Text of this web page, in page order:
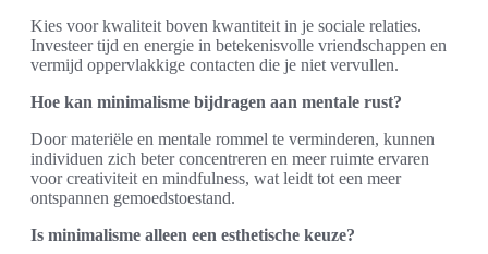
Kies voor kwaliteit boven kwantiteit in je sociale relaties.
Investeer tijd en energie in betekenisvolle vriendschappen en
vermijd oppervlakkige contacten die je niet vervullen.
Hoe kan minimalisme bijdragen aan mentale rust?
Door materiële en mentale rommel te verminderen, kunnen
individuen zich beter concentreren en meer ruimte ervaren
voor creativiteit en mindfulness, wat leidt tot een meer
ontspannen gemoedstoestand.
Is minimalisme alleen een esthetische keuze?